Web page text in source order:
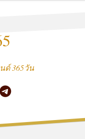
ด์ 365วัน